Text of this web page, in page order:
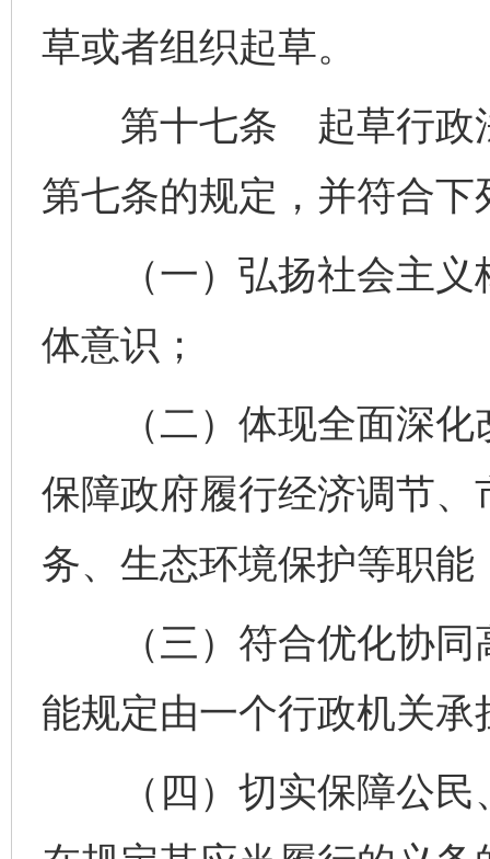
草或者组织起草。
第十七条 起草行政法
第七条的规定，并符合下
（一）弘扬社会主义
体意识；
（二）体现全面深化
保障政府履行经济调节
务、生态环境保护等职能
（三）符合优化协同
能规定由一个行政机关
（四）切实保障公民